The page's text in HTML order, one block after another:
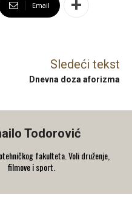
Email
Sledeći tekst
Dnevna doza aforizma
Todorović
fakulteta. Voli druženje,
filmove i sport.